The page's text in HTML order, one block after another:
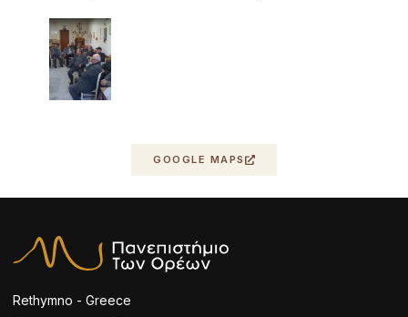
GOOGLE MAPS
Rethymno - Greece